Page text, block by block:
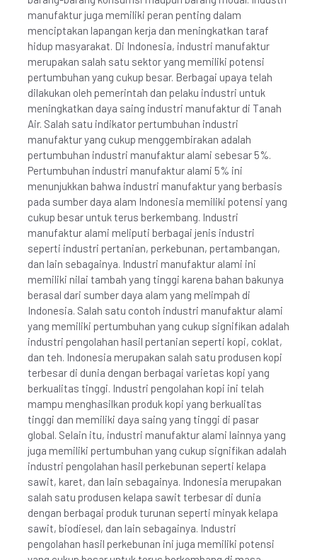
manufaktur juga memiliki peran penting dalam
menciptakan lapangan kerja dan meningkatkan taraf
hidup masyarakat. Di Indonesia, industri manufaktur
merupakan salah satu sektor yang memiliki potensi
pertumbuhan yang cukup besar. Berbagai upaya telah
dilakukan oleh pemerintah dan pelaku industri untuk
meningkatkan daya saing industri manufaktur di Tanah
Air. Salah satu indikator pertumbuhan industri
manufaktur yang cukup menggembirakan adalah
pertumbuhan industri manufaktur alami sebesar 5%.
Pertumbuhan industri manufaktur alami 5% ini
menunjukkan bahwa industri manufaktur yang berbasis
pada sumber daya alam Indonesia memiliki potensi yang
cukup besar untuk terus berkembang. Industri
manufaktur alami meliputi berbagai jenis industri
seperti industri pertanian, perkebunan, pertambangan,
dan lain sebagainya. Industri manufaktur alami ini
memiliki nilai tambah yang tinggi karena bahan bakunya
berasal dari sumber daya alam yang melimpah di
Indonesia. Salah satu contoh industri manufaktur alami
yang memiliki pertumbuhan yang cukup signifikan adalah
industri pengolahan hasil pertanian seperti kopi, coklat,
dan teh. Indonesia merupakan salah satu produsen kopi
terbesar di dunia dengan berbagai varietas kopi yang
berkualitas tinggi. Industri pengolahan kopi ini telah
mampu menghasilkan produk kopi yang berkualitas
tinggi dan memiliki daya saing yang tinggi di pasar
global. Selain itu, industri manufaktur alami lainnya yang
juga memiliki pertumbuhan yang cukup signifikan adalah
industri pengolahan hasil perkebunan seperti kelapa
sawit, karet, dan lain sebagainya. Indonesia merupakan
salah satu produsen kelapa sawit terbesar di dunia
dengan berbagai produk turunan seperti minyak kelapa
sawit, biodiesel, dan lain sebagainya. Industri
pengolahan hasil perkebunan ini juga memiliki potensi